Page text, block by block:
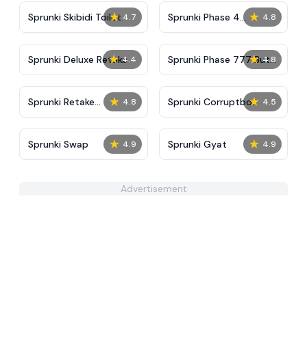
★ 4.7
Sprunki Skibidi Toilet ★ 4.8
Sprunki Phase 4
Definitive
★ 4.4
Sprunki Deluxe Retake ★ 4.8
Sprunki Phase 777 But
3.7
★ 4.8
Sprunki Retake
Crossword
★ 4.5
Sprunki Corruptbox
★ 4.9
Sprunki Swap ★ 4.9
Sprunki Gyat
Advertisement